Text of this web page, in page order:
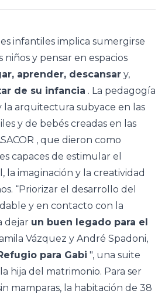
infantiles implica sumergirse
y pensar en espacios
aprender, descansar y,
de su infancia . La pedagogía
la arquitectura subyace en las
y de bebés creadas en las
, que dieron como
capaces de estimular el
la imaginación y la creatividad
“Priorizar el desarrollo del
y en contacto con la
dejar un buen legado para el
Vázquez y André Spadoni,
para Gabi ", una suite
hija del matrimonio. Para ser
mamparas, la habitación de 38